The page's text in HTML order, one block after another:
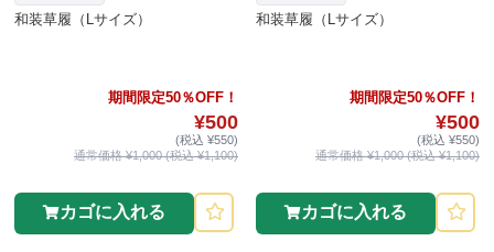
和装草履（Lサイズ）
期間限定50％OFF！
¥500
(税込 ¥550)
通常価格 ¥1,000 (税込 ¥1,100)
カゴに入れる
和装草履（Lサイズ）
期間限定50％OFF！
¥500
(税込 ¥550)
通常価格 ¥1,000 (税込 ¥1,100)
カゴに入れる